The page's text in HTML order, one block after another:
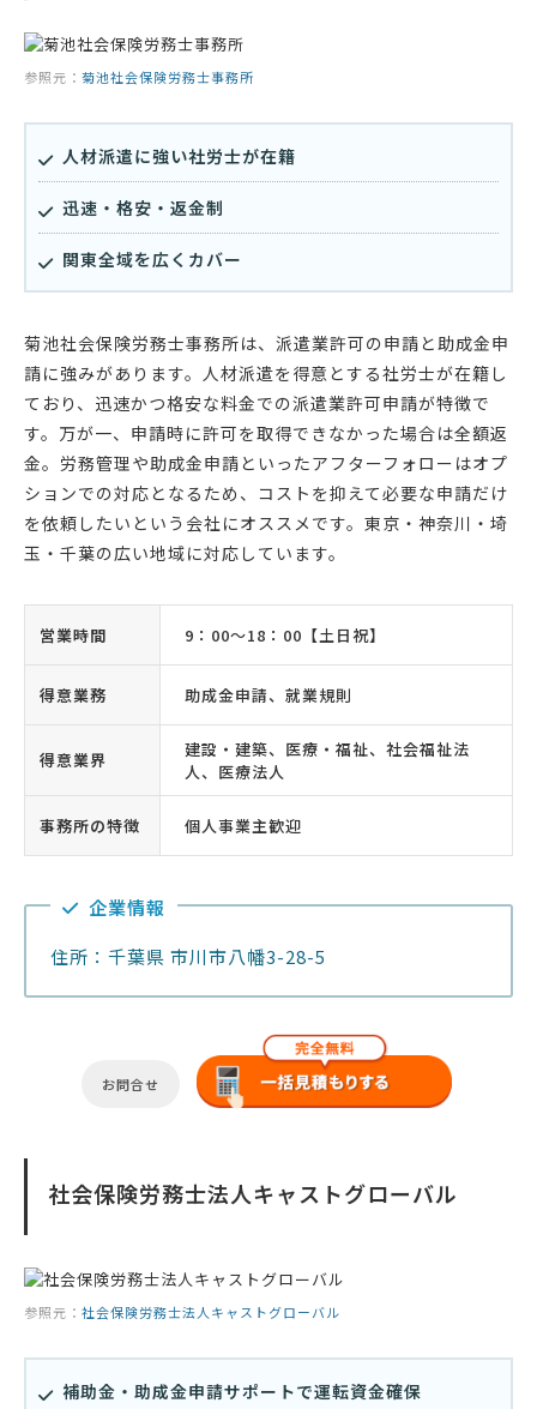
参照元： 菊池社会保険労務士事務所
人材派遣に強い社労士が在籍
迅速・格安・返金制
関東全域を広くカバー
菊池社会保険労務士事務所は、派遣業許可の申請と助成金申
請に強みがあります。人材派遣を得意とする社労士が在籍し
ており、迅速かつ格安な料金での派遣業許可申請が特徴で
す。万が一、申請時に許可を取得できなかった場合は全額返
金。労務管理や助成金申請といったアフターフォローはオプ
ションでの対応となるため、コストを抑えて必要な申請だけ
を依頼したいという会社にオススメです。東京・神奈川・埼
玉・千葉の広い地域に対応しています。
営業時間 9：00〜18：00【土日祝】
得意業務 助成金申請、就業規則
得意業界
建設・建築、医療・福祉、社会福祉法
人、医療法人
事務所の特徴 個人事業主歓迎
企業情報
住所：千葉県 市川市八幡3-28-5
お問合せ
社会保険労務士法人キャストグローバル
参照元： 社会保険労務士法人キャストグローバル
補助金・助成金申請サポートで運転資金確保